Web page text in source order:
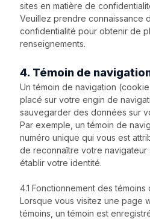
sites en matière de
Veuillez prendre connaissance
confidentialité pour obtenir de
renseignements.
4. Témoin de
Un témoin de navigation
placé sur votre engin de
sauvegarder des données sur
Par exemple, un témoin de
numéro unique qui vous est
de reconnaître votre
établir votre identité.
4.1 Fonctionnement des témoins
Lorsque vous visitez une page
témoins, un témoin est